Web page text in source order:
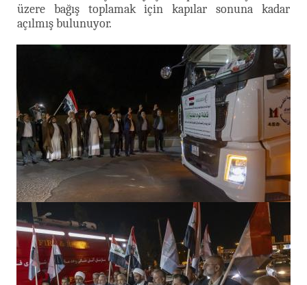
üzere bağış toplamak için kapılar sonuna kadar
açılmış bulunuyor.